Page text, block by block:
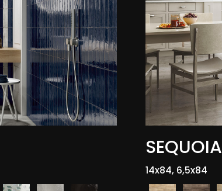
SEQUOIA
14x84, 6,5x84